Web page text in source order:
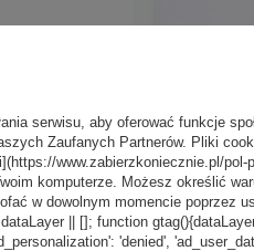
serwisu, aby oferować funkcje
Zaufanych Partnerów. Pliki
www.zabierzkoniecznie.pl/
komputerze. Możesz określić
w dowolnym momencie poprzez
|| []; function
'denied',